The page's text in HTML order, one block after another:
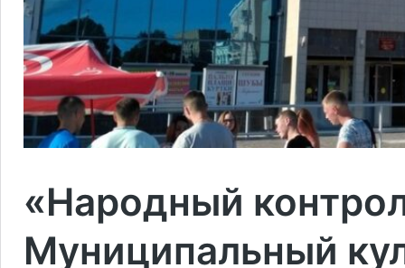
«Народный
Муниципальный